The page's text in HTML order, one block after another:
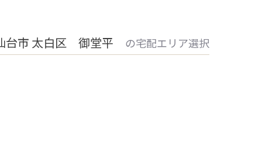
市 太白区 御堂平 の宅配エリア選択